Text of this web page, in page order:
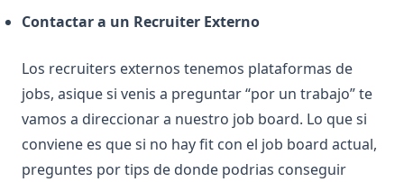
Contactar a un Recruiter Externo
Los recruiters externos tenemos plataformas de
jobs, asique si venis a preguntar “por un trabajo” te
vamos a direccionar a nuestro job board. Lo que si
conviene es que si no hay fit con el job board actual,
preguntes por tips de donde podrias conseguir